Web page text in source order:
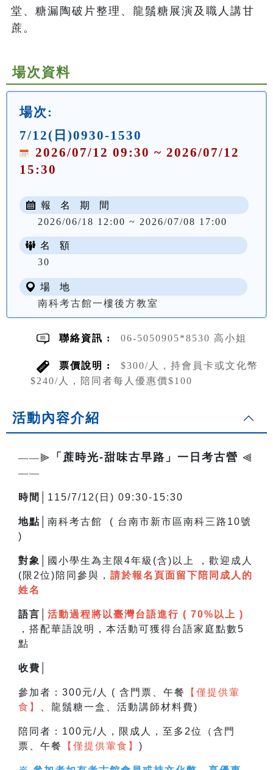
堂、糖漏陶破片整理、龍鬚糖展演及職人講甘
蔗。
場次資料
場次:
7/12(日)0930-1530
2026/07/12 09:30 ~ 2026/07/12
15:30
報 名 期 間
2026/06/18 12:00 ~ 2026/07/08 17:00
名 額
30
場 地
南科考古館一樓後方教室
聯絡資訊 : 06-5050905*8530 高小姐
票價說明 :
$300/人，持會員卡或文化幣
$240/人，陪同者每人優惠價$100
活動內容介紹
——⫸ 「蔗時光-甜味古早路」一日考古營 ⫷
——
時間│ 115/7/12(日) 09:30-15:30
地點│ 南科考古館 ( 台南市新市區南科三路10號
)
對象│ 國小學生為主限4年級(含)以上 ， 歡迎成人
(限2位)陪同參與， 請於報名頁面留下陪同成人的
姓名
語言│ 活動過程將以臺灣台語進行 ( 70%以上 )
，搭配華語說明， 本活動可獲得台語家庭點數5
點
收費│
參加者：300元/人 ( 含門票、午餐
【僅提供葷
食】
、龍鬚糖一盒、活動講師材料費)
陪同者：100元/人，限成人，至多2位（含門
票、午餐
【僅提供葷食】 )